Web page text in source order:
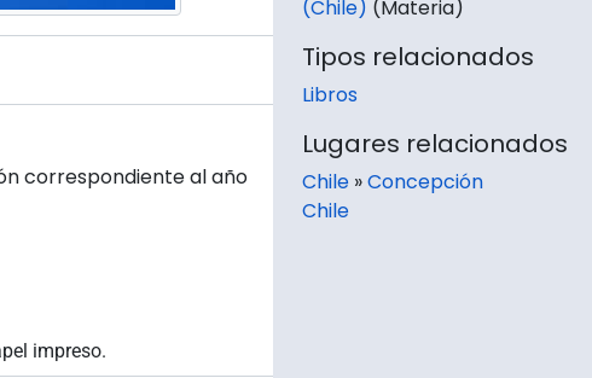
correspondiente al año
impreso.
(Chile) (Materia)
Tipos relacionados
Libros
Lugares relacionados
Chile »Concepción
Chile